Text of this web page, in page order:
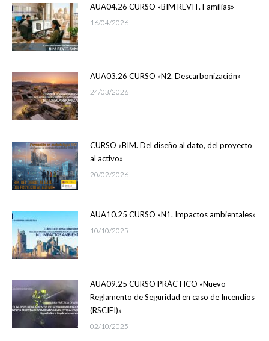
AUA04.26 CURSO «BIM REVIT. Familias»
16/04/2026
AUA03.26 CURSO «N2. Descarbonización»
24/03/2026
CURSO «BIM. Del diseño al dato, del proyecto
al activo»
20/02/2026
AUA10.25 CURSO «N1. Impactos ambientales»
10/10/2025
AUA09.25 CURSO PRÁCTICO «Nuevo
Reglamento de Seguridad en caso de Incendios
(RSCIEI)»
02/10/2025